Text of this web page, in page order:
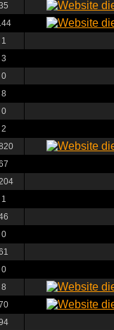
1
3
0
8
0
2
1
0
0
8